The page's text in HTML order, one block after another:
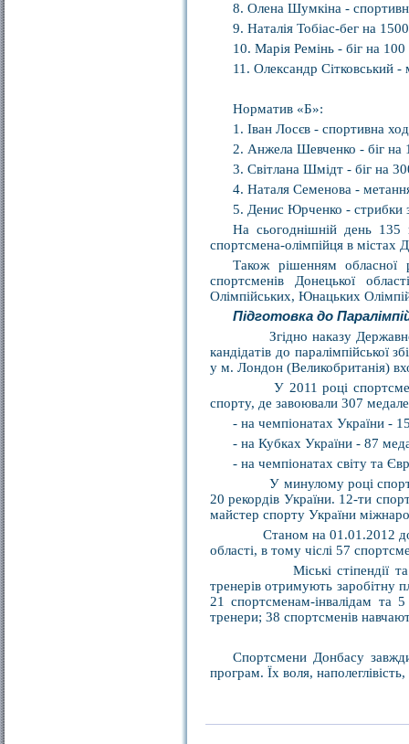
8. Олена Шумкіна -
9. Наталія Тобіас-бег на
10. Марія Ремінь - біг на
11. Олександр Сітковський
Норматив «Б»:
1. Іван Лосєв - спортивна
2. Анжела Шевченко - біг на
3. Світлана Шмідт - біг на
4. Наталя Семенова -
5. Денис Юрченко - стрибки
На сьогоднішній день 135
спортсмена-олімпійця в містах
Також рішенням
спортсменів Донецької
Олімпійських, Юнацьких
Підготовка до
Згідно наказу Державної
кандідатів до паралімпійської
у м. Лондон (Великобританія)
У 2011 році спортсмени-
спорту, де завоювали 307
- на чемпіонатах України -
- на Кубках України - 87
- на чемпіонатах світу та
У минулому році
20 рекордів України. 12-ти
майстер спорту України
Станом на 01.01.2012 до
області, в тому чіслі 57
Міські стіпендії та
тренерів отримують заробітну
21 спортсменам-інвалідам та
тренери; 38 спортсменів
Спортсмени Донбасу завжди
програм. Їх воля,